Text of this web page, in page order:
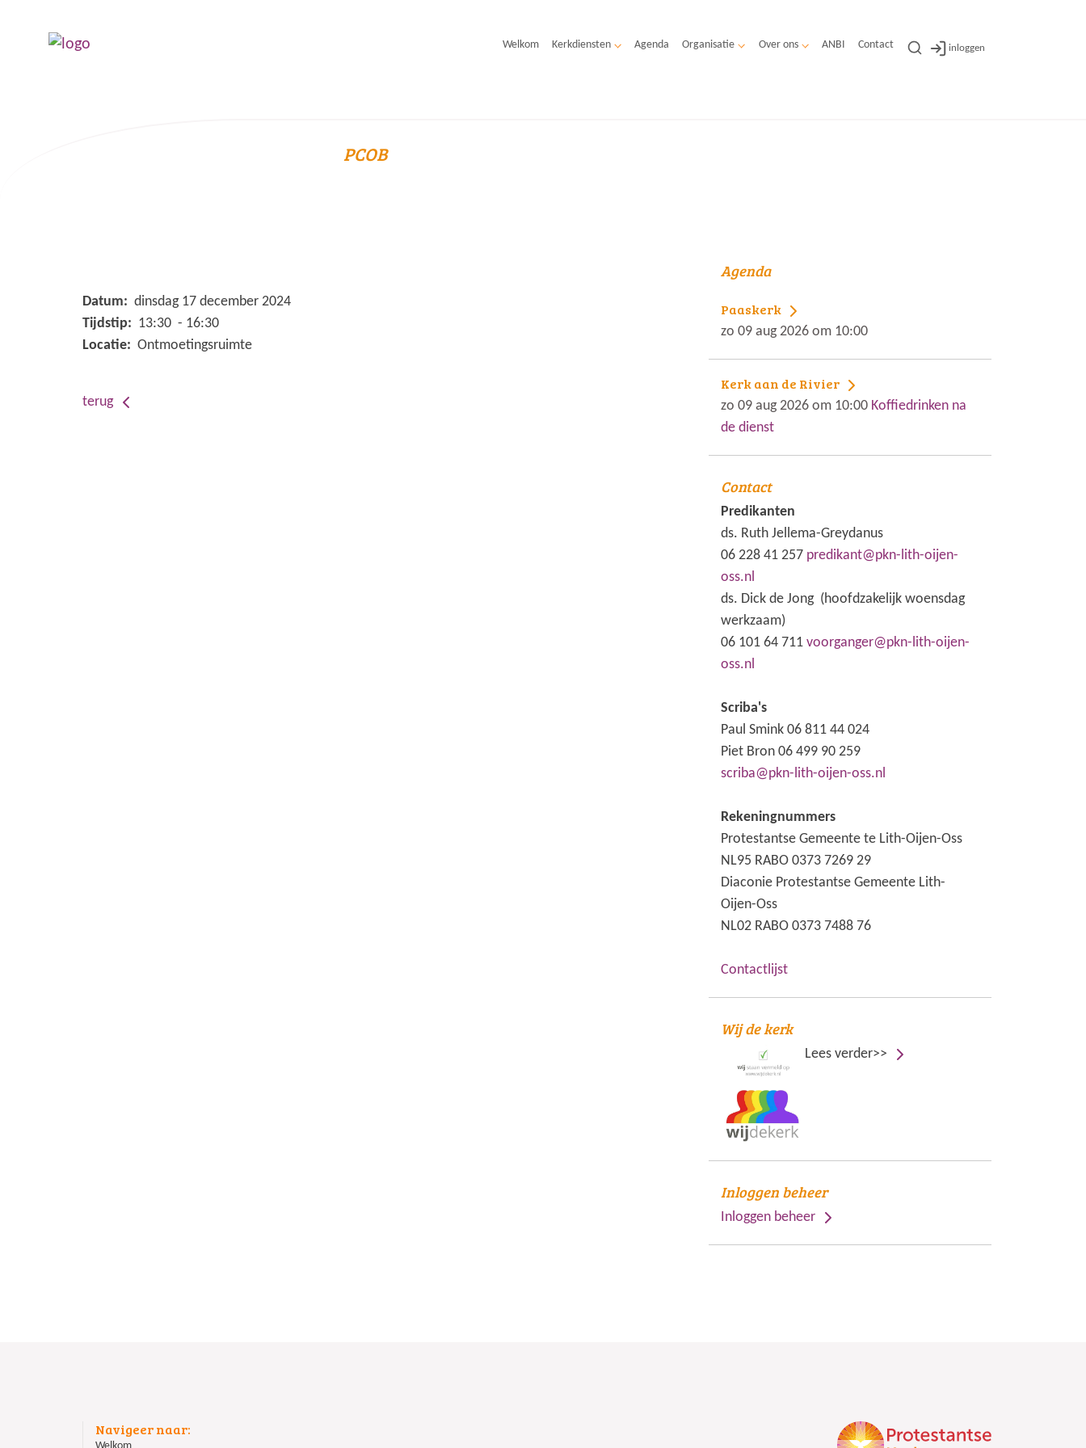
Welkom Kerkdiensten Agenda Organisatie Over ons ANBI Contact inloggen
PCOB
Datum: dinsdag 17 december 2024
Tijdstip: 13:30 - 16:30
Locatie: Ontmoetingsruimte
terug
Agenda
Paaskerk
zo 09 aug 2026 om 10:00
Kerk aan de Rivier
zo 09 aug 2026 om 10:00 Koffiedrinken na
de dienst
Contact
Predikanten
ds. Ruth Jellema-Greydanus
06 228 41 257 predikant@pkn-lith-oijen-
oss.nl
ds. Dick de Jong (hoofdzakelijk woensdag
werkzaam)
06 101 64 711 voorganger@pkn-lith-oijen-
oss.nl
Scriba's
Paul Smink 06 811 44 024
Piet Bron 06 499 90 259
scriba@pkn-lith-oijen-oss.nl
Rekeningnummers
Protestantse Gemeente te Lith-Oijen-Oss
NL95 RABO 0373 7269 29
Diaconie Protestantse Gemeente Lith-
Oijen-Oss
NL02 RABO 0373 7488 76
Contactlijst
Wij de kerk
Lees verder>>
Inloggen beheer
Inloggen beheer
Navigeer naar: